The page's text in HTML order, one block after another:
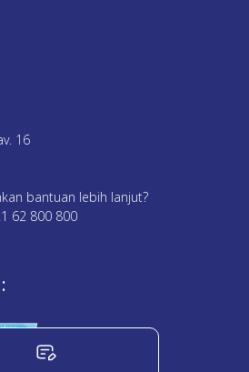
16
bantuan lebih lanjut?
62 800 800